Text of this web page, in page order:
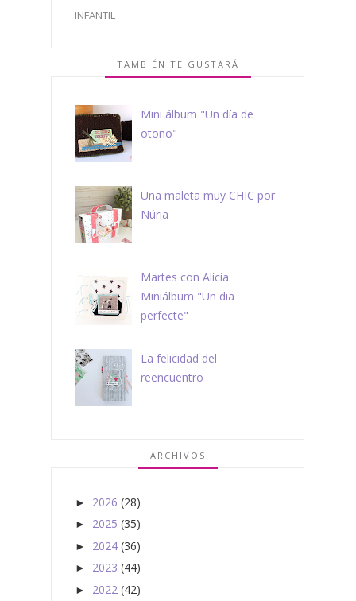
INFANTIL
TAMBIÉN TE GUSTARÁ
Mini álbum "Un día de
otoño"
Una maleta muy CHIC por
Núria
Martes con Alícia:
Miniálbum "Un dia
perfecte"
La felicidad del
reencuentro
ARCHIVOS
► 2026 (28)
► 2025 (35)
► 2024 (36)
► 2023 (44)
► 2022 (42)